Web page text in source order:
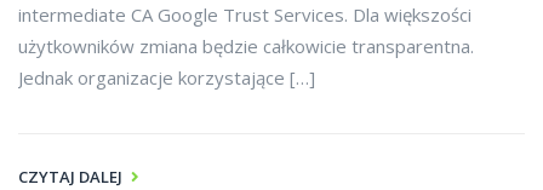
intermediate CA Google Trust Services. Dla większości
użytkowników zmiana będzie całkowicie transparentna.
Jednak organizacje korzystające […]
CZYTAJ DALEJ